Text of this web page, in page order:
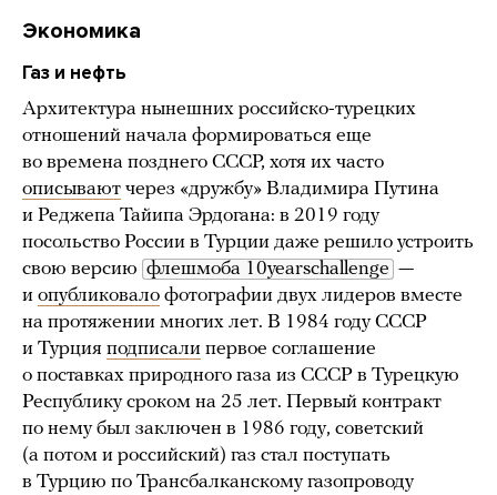
Экономика
Газ и нефть
Архитектура нынешних российско-турецких
отношений начала формироваться еще
во времена позднего СССР, хотя их часто
описывают через «дружбу» Владимира Путина
и Реджепа Тайипа Эрдогана: в 2019 году
посольство России в Турции даже решило устроить
свою версию флешмоба 10yearschallenge —
и опубликовало фотографии двух лидеров вместе
на протяжении многих лет. В 1984 году СССР
и Турция подписали первое соглашение
о поставках природного газа из СССР в Турецкую
Республику сроком на 25 лет. Первый контракт
по нему был заключен в 1986 году, советский
(а потом и российский) газ стал поступать
в Турцию по Трансбалканскому газопроводу